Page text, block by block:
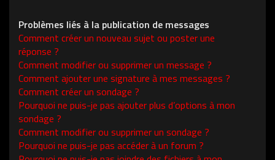
Problèmes liés à la publication de messages
Comment créer un nouveau sujet ou poster une
réponse ?
Comment modifier ou supprimer un message ?
Comment ajouter une signature à mes messages ?
Comment créer un sondage ?
Pourquoi ne puis-je pas ajouter plus d’options à mon
sondage ?
Comment modifier ou supprimer un sondage ?
Pourquoi ne puis-je pas accéder à un forum ?